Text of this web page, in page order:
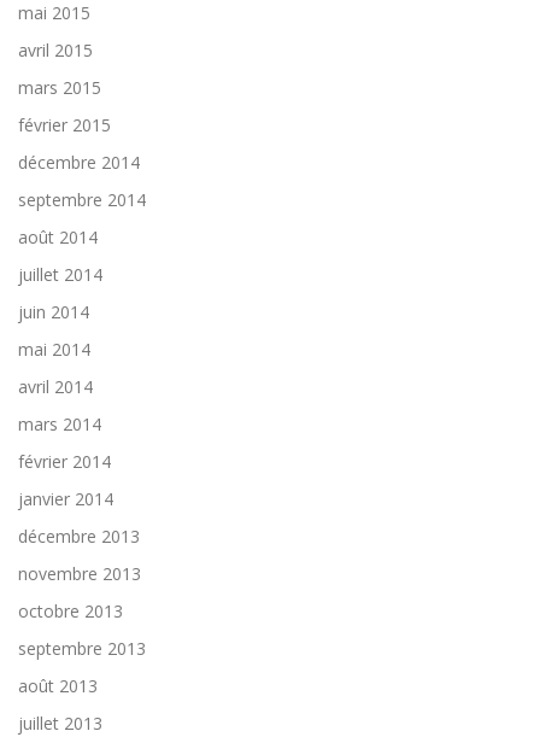
mai 2015
avril 2015
mars 2015
février 2015
décembre 2014
septembre 2014
août 2014
juillet 2014
juin 2014
mai 2014
avril 2014
mars 2014
février 2014
janvier 2014
décembre 2013
novembre 2013
octobre 2013
septembre 2013
août 2013
juillet 2013